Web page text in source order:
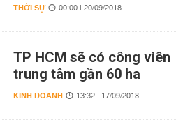
THỜI SỰ 00:00 | 20/09/2018
TP HCM sẽ có công viên
trung tâm gần 60 ha
KINH DOANH 13:32 | 17/09/2018